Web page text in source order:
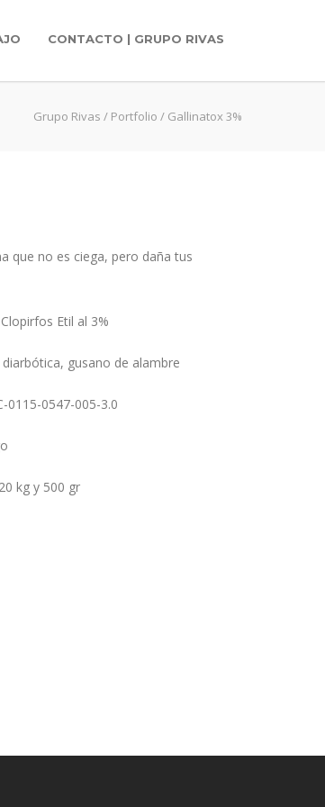
CONTACTO | GRUPO RIVAS
Grupo Rivas / Portfolio / Gallinatox 3%
que no es ciega, pero daña tus
Clopirfos Etil al 3%
diarbótica, gusano de alambre
0115-0547-005-3.0
kg y 500 gr